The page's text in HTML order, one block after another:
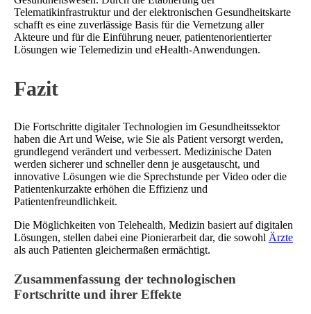
Telematikinfrastruktur und der elektronischen Gesundheitskarte
schafft es eine zuverlässige Basis für die Vernetzung aller
Akteure und für die Einführung neuer, patientenorientierter
Lösungen wie Telemedizin und eHealth-Anwendungen.
Fazit
Die Fortschritte digitaler Technologien im Gesundheitssektor
haben die Art und Weise, wie Sie als Patient versorgt werden,
grundlegend verändert und verbessert. Medizinische Daten
werden sicherer und schneller denn je ausgetauscht, und
innovative Lösungen wie die Sprechstunde per Video oder die
Patientenkurzakte erhöhen die Effizienz und
Patientenfreundlichkeit.
Die Möglichkeiten von Telehealth, Medizin basiert auf digitalen
Lösungen, stellen dabei eine Pionierarbeit dar, die sowohl Ärzte
als auch Patienten gleichermaßen ermächtigt.
Zusammenfassung der technologischen
Fortschritte und ihrer Effekte